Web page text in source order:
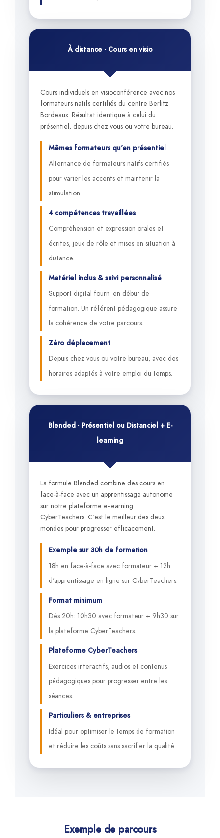
À distance · Cours en visio
Cours individuels en visioconférence avec nos
formateurs natifs certifiés du centre Berlitz
Bordeaux. Résultat identique à celui du
présentiel, depuis chez vous ou votre bureau.
Mêmes formateurs qu'en présentiel
Alternance de formateurs natifs certifiés
pour varier les accents et maintenir la
stimulation.
4 compétences travaillées
Compréhension et expression orales et
écrites, jeux de rôle et mises en situation à
distance.
Matériel inclus & suivi personnalisé
Support digital fourni en début de
formation. Un référent pédagogique assure
la cohérence de votre parcours.
Zéro déplacement
Depuis chez vous ou votre bureau, avec des
horaires adaptés à votre emploi du temps.
Blended · Présentiel ou Distanciel + E-
learning
La formule Blended combine des cours en
face-à-face avec un apprentissage autonome
sur notre plateforme e-learning
CyberTeachers. C'est le meilleur des deux
mondes pour progresser efficacement.
Exemple sur 30h de formation
18h en face-à-face avec formateur + 12h
d'apprentissage en ligne sur CyberTeachers.
Format minimum
Dès 20h: 10h30 avec formateur + 9h30 sur
la plateforme CyberTeachers.
Plateforme CyberTeachers
Exercices interactifs, audios et contenus
pédagogiques pour progresser entre les
séances.
Particuliers & entreprises
Idéal pour optimiser le temps de formation
et réduire les coûts sans sacrifier la qualité.
Exemple de parcours